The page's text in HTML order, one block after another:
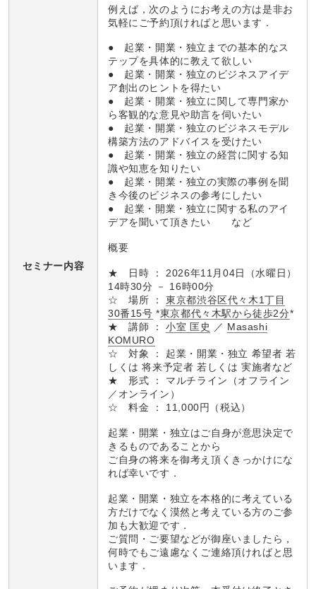
セミナー内容
例えば，次のようにお考えの方は是非お
気軽にご予約頂ければと思います．
● 起業・開業・独立までの基本的なス
テップを具体的に教えて欲しい
● 起業・開業・独立のビジネスアイデ
ア創出のヒントを得たい
● 起業・開業・独立に関して専門家か
ら客観的な意見や助言を伺いたい
● 起業・開業・独立のビジネスモデル
構築方法のアドバイスを受けたい
● 起業・開業・独立の経営に関する知
識や知恵を知りたい
● 起業・開業・独立の実際の事例を聞
き今後のビジネスの参考にしたい
● 起業・開業・独立に関する私のアイ
デアを聞いて頂きたい など
概要
★ 日時 ： 2026年11月04日（水曜日）
14時30分 － 16時00分
☆ 場所 ：東京都渋谷区代々木1丁目
30番15号 *東京都代々木駅から徒歩2分*
★ 講師 ：小室 匡史 ／ Masashi
KOMURO
☆ 対象 ： 起業・開業・独立 希望者 若
しくは 将来予定者 若しくは 実施者など
★ 形式 ： マルチライン（オフライン
／オンライン）
☆ 料金 ： 11,000円（税込）
起業・開業・独立はご自身が意思決定で
きるものであることから
ご自身の将来を御考え頂くきっかけにな
れば幸いです．
起業・開業・独立を本格的に考えている
方だけでなく漠然と考えている方のご参
加も大歓迎です．
ご質問・ご要望などが御座いましたら，
何時でもご遠慮なくご連絡頂ければと思
います．